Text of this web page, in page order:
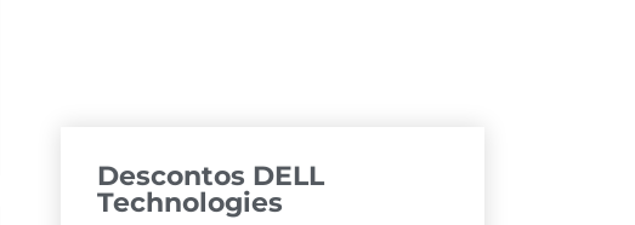
Descontos DELL
Technologies